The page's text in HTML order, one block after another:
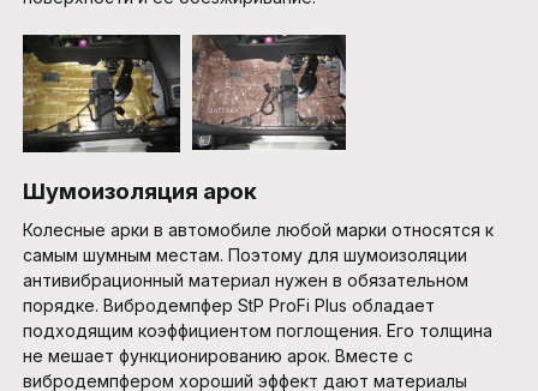
Шумоизоляция арок
Колесные арки в автомобиле любой марки относятся к
самым шумным местам. Поэтому для шумоизоляции
антивибрационный материал нужен в обязательном
порядке. Вибродемпфер StP ProFi Plus обладает
подходящим коэффициентом поглощения. Его толщина
не мешает функционированию арок. Вместе с
вибродемпфером хороший эффект дают материалы